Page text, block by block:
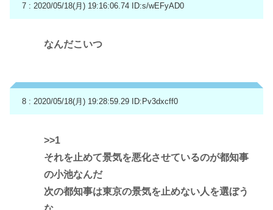
7 : 2020/05/18(月) 19:16:06.74 ID:s/wEFyAD0
なんだこいつ
8 : 2020/05/18(月) 19:28:59.29 ID:Pv3dxcff0
>>1
それを止めて景気を悪化させているのが都知事
の小池なんだ
次の都知事は東京の景気を止めない人を選ぼう